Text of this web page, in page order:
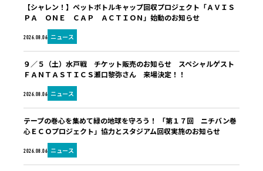
2026.08.06 ニュース
【シャレン！】ペットボトルキャップ回収プロジェクト「ＡＶＩＳ
ＰＡ ＯＮＥ ＣＡＰ ＡＣＴＩＯＮ」始動のお知らせ
2026.08.06 ニュース
９／５（土）水戸戦 チケット販売のお知らせ スペシャルゲスト
ＦＡＮＴＡＳＴＩＣＳ瀬口黎弥さん 来場決定！！
2026.08.06 ニュース
テープの巻心を集めて緑の地球を守ろう！ 「第１７回 ニチバン巻
心ＥＣＯプロジェクト」協力とスタジアム回収実施のお知らせ